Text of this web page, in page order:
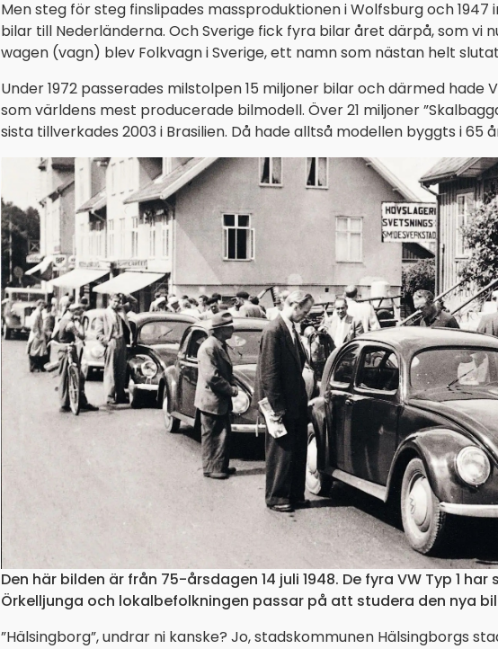
Men steg för steg finslipades massproduktionen i Wolfsburg och
bilar till Nederländerna. Och Sverige fick fyra bilar året därpå, som vi
wagen (vagn) blev Folkvagn i Sverige, ett namn som nästan helt
Under 1972 passerades milstolpen 15 miljoner bilar och därmed hade
som världens mest producerade bilmodell. Över 21 miljoner
sista tillverkades 2003 i Brasilien. Då hade alltså modellen byggts i 65
Den här bilden är från 75-årsdagen 14 juli 1948. De fyra VW Typ 1
Örkelljunga och lokalbefolkningen passar på att studera den nya
”Hälsingborg”, undrar ni kanske? Jo, stadskommunen Hälsingborgs